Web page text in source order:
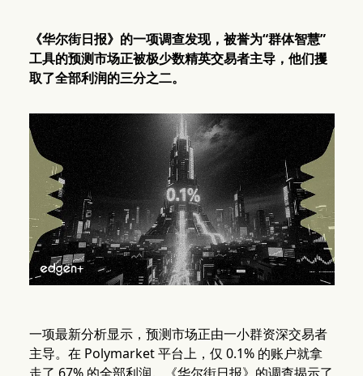
《华尔街日报》的一项调查发现，被誉为“群体智慧”
工具的预测市场正被极少数精英交易者主导，他们攫
取了全部利润的三分之二。
一项最新分析显示，预测市场正由一小群资深交易者
主导。在 Polymarket 平台上，仅 0.1% 的账户就拿